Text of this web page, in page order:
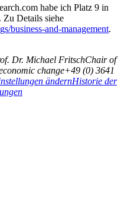
habe ich Platz 9 in
Details siehe
business-and-management.
Dr. Michael FritschChair of
change+49 (0) 3641
ändernHistorie der